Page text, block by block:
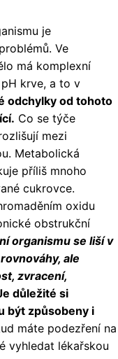
je
Ve
má komplexní
krve, a to v
odchylky od tohoto
Co se týče
mezi
Metabolická
příliš mnoho
cukrovce.
oxidu
obstrukční
organismu se liší v
ale
zvracení,
důležité si
být způsobeny i
máte podezření na
vyhledat lékařskou